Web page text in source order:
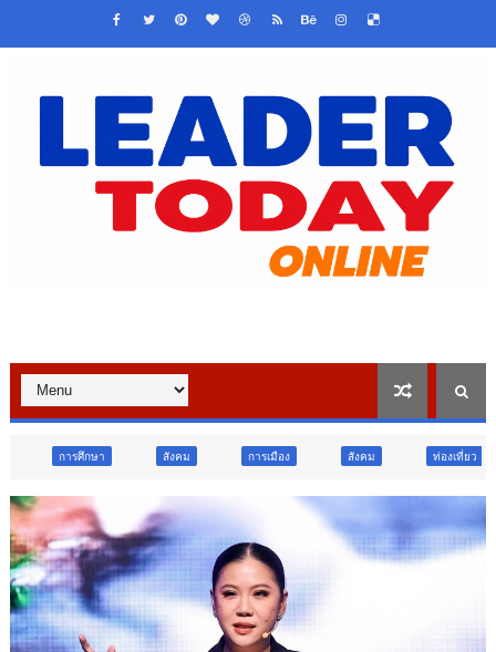
สังคม การเมือง สังคม ท่องเที่ยว ท่องเที่ยว